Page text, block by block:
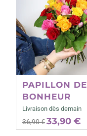
PAPILLON DE
BONHEUR
Livraison dès demain
36,90 €33,90 €